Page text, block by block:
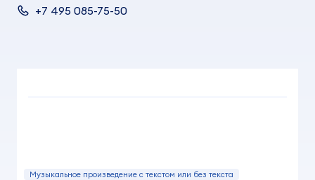
+7 495 085-75-50
Музыкальное произведение с текстом или без текста